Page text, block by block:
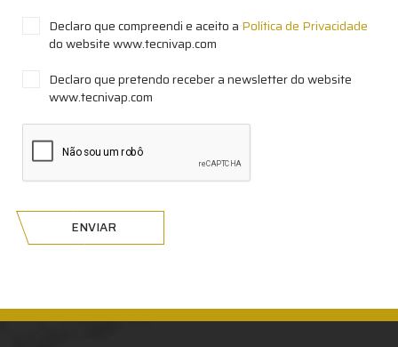
Declaro que compreendi e aceito a Política de Privacidade
do website www.tecnivap.com
Declaro que pretendo receber a newsletter do website
www.tecnivap.com
ENVIAR